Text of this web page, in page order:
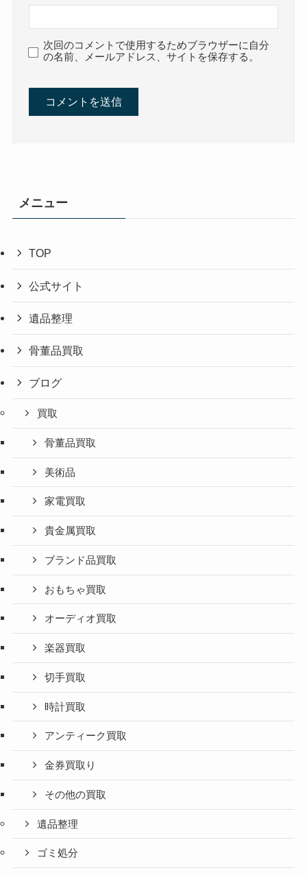
次回のコメントで使用するためブラウザーに自分
の名前、メールアドレス、サイトを保存する。
メニュー
TOP
公式サイト
遺品整理
骨董品買取
ブログ
買取
骨董品買取
美術品
家電買取
貴金属買取
ブランド品買取
おもちゃ買取
オーディオ買取
楽器買取
切手買取
時計買取
アンティーク買取
金券買取り
その他の買取
遺品整理
ゴミ処分